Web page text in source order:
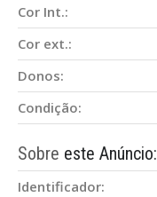
Cor Int.:
Cor ext.:
Donos:
Condição:
Sobre este Anúncio:
Identificador: